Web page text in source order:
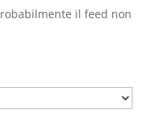
il feed non